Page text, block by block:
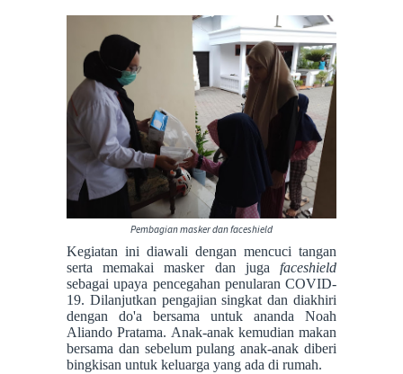
Pembagian masker dan faceshield
Kegiatan ini diawali dengan mencuci tangan
serta memakai masker dan juga faceshield
sebagai upaya pencegahan penularan COVID-
19. Dilanjutkan pengajian singkat dan diakhiri
dengan do'a bersama untuk ananda Noah
Aliando Pratama. Anak-anak kemudian makan
bersama dan sebelum pulang anak-anak diberi
bingkisan untuk keluarga yang ada di rumah.